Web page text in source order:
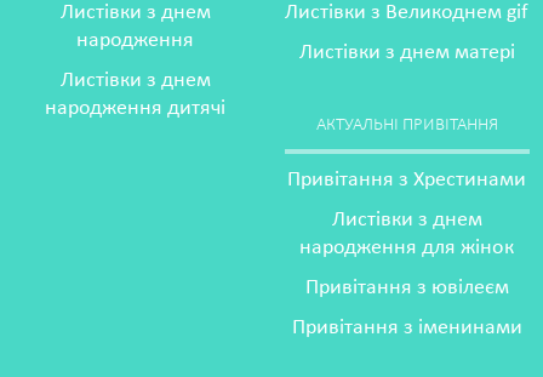
Листівки з днем
народження
Листівки з днем
народження дитячі
Листівки з Великоднем gif
Листівки з днем матері
АКТУАЛЬНІ ПРИВІТАННЯ
Привітання з Хрестинами
Листівки з днем
народження для жінок
Привітання з ювілеєм
Привітання з іменинами